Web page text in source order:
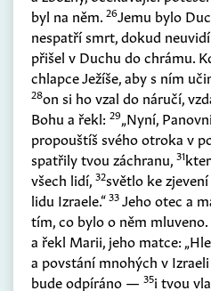
byl na něm. 26Jemu bylo
nespatří smrt, dokud
přišel v Duchu do chrámu.
chlapce Ježíše, aby s ním
28on si ho vzal do náručí,
Bohu a řekl: 29„Nyní,
propouštíš svého otroka v
spatřily tvou záchranu, 31
všech lidí, 32světlo ke
lidu Izraele.“33Jeho otec a
tím, co bylo o něm mluveno.
a řekl Marii, jeho matce:
a povstání mnohých v
bude odpíráno — 35i tvou